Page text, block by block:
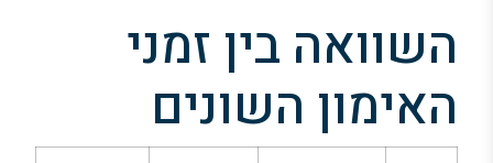
השוואה בין זמני
האימון השונים